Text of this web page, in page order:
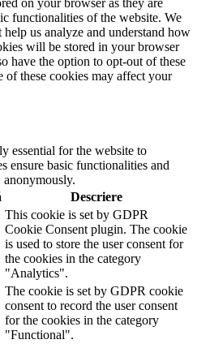
on your browser as they are
functionalities of the website. We
us analyze and understand how
will be stored in your browser
have the option to opt-out of these
these cookies may affect your
essential for the website to
ensure basic functionalities and
anonymously.
Descriere
This cookie is set by GDPR
Cookie Consent plugin. The cookie
is used to store the user consent for
the cookies in the category
"Analytics".
The cookie is set by GDPR cookie
consent to record the user consent
for the cookies in the category
"Functional".